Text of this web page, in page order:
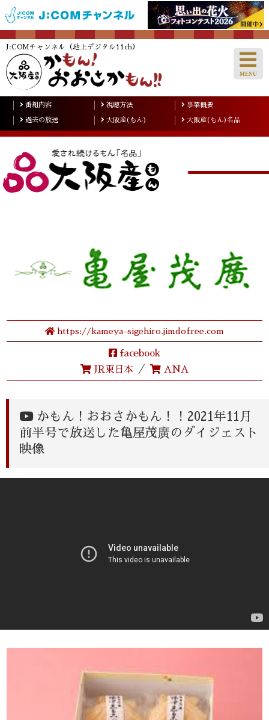
J:COMチャンネル（地上デジタル11ch）
番組内容 視聴方法 事業概要
過去の放送 大阪産(もん) 大阪産(もん)名品
https://kameya-sigehiro.jimdofree.com
facebook
JR東日本
／ ANA
かもん！おおさかもん！！2021年11月
前半号で放送した亀屋茂廣のダイジェスト
映像